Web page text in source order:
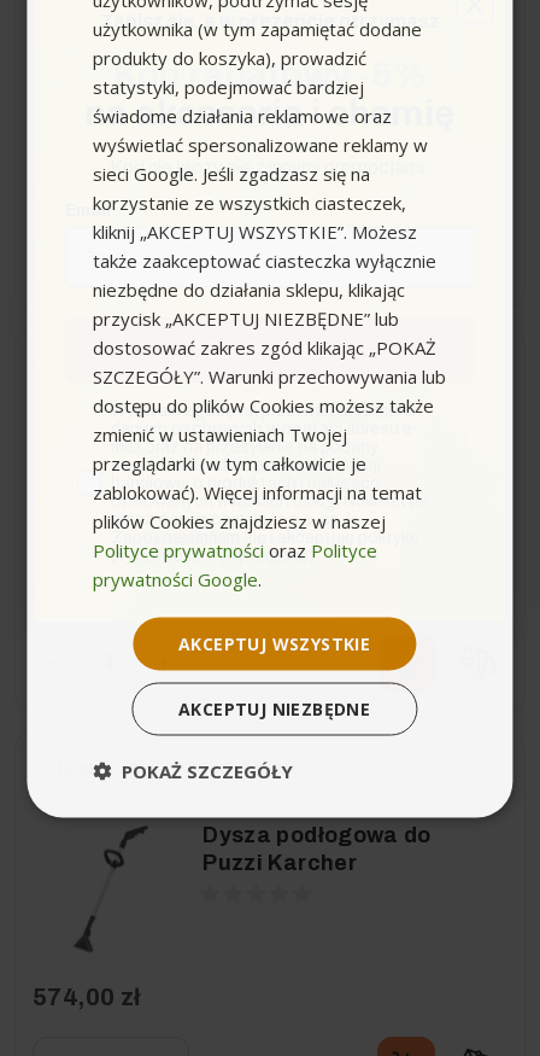
Pistolet spryskująco-
ssący (DN 32) Puzzi
299,00 zł
+
Wysyłka do 14 dni
Ssawka do tapicerki
samochodowej i meblowej
do Puzzi Karcher
387,45 zł
Dostawa 0zł Wysyłka do 24h
Dysza podłogowa do
Puzzi Karcher
574,00 zł
użytkownika (w tym zapamiętać dodane
produkty do koszyka), prowadzić
statystyki, podejmować bardziej
świadome działania reklamowe oraz
wyświetlać spersonalizowane reklamy w
sieci Google. Jeśli zgadzasz się na
korzystanie ze wszystkich ciasteczek,
kliknij „AKCEPTUJ WSZYSTKIE”. Możesz
także zaakceptować ciasteczka wyłącznie
niezbędne do działania sklepu, klikając
przycisk „AKCEPTUJ NIEZBĘDNE” lub
dostosować zakres zgód klikając „POKAŻ
SZCZEGÓŁY”. Warunki przechowywania lub
dostępu do plików Cookies możesz także
zmienić w ustawieniach Twojej
przeglądarki (w tym całkowicie je
zablokować). Więcej informacji na temat
plików Cookies znajdziesz w naszej
Polityce prywatności oraz Polityce
prywatności Google.
AKCEPTUJ WSZYSTKIE
AKCEPTUJ NIEZBĘDNE
POKAŻ SZCZEGÓŁY
Zapisz się, a w prezencie otrzymasz
Kod rabatowy -5%
na akcesoria i chemię
Kod nie łączy się z innymi promocjami.
Email
Zapisuję się
zgodaWyrażam zgodę na przetwarzanie moich
danych osobowych w postaci adresu e-
mail oraz na przesyłanie na podany
przeze mnie adres e-mail informacji
handlowej o produktach i usługach
oferowanych w ramach usługi Newsletter
przez ocean.com sp. z o.o. sp. k.
Zapoznałem/łam się i akceptuję politykę
prywatności. *(wymagane)